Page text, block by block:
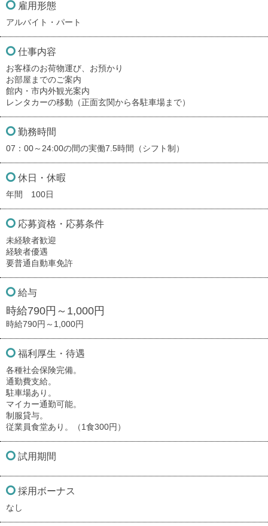
雇用形態
アルバイト・パート
仕事内容
お客様のお荷物運び、お預かり
お部屋までのご案内
館内・市内外観光案内
レンタカーの移動（正面玄関から各駐車場まで）
勤務時間
07：00～24:00の間の実働7.5時間（シフト制）
休日・休暇
年間 100日
応募資格・応募条件
未経験者歓迎
経験者優遇
要普通自動車免許
給与
時給790円～1,000円
時給790円～1,000円
福利厚生・待遇
各種社会保険完備。
通勤費支給。
駐車場あり。
マイカー通勤可能。
制服貸与。
従業員食堂あり。（1食300円）
試用期間
採用ボーナス
なし